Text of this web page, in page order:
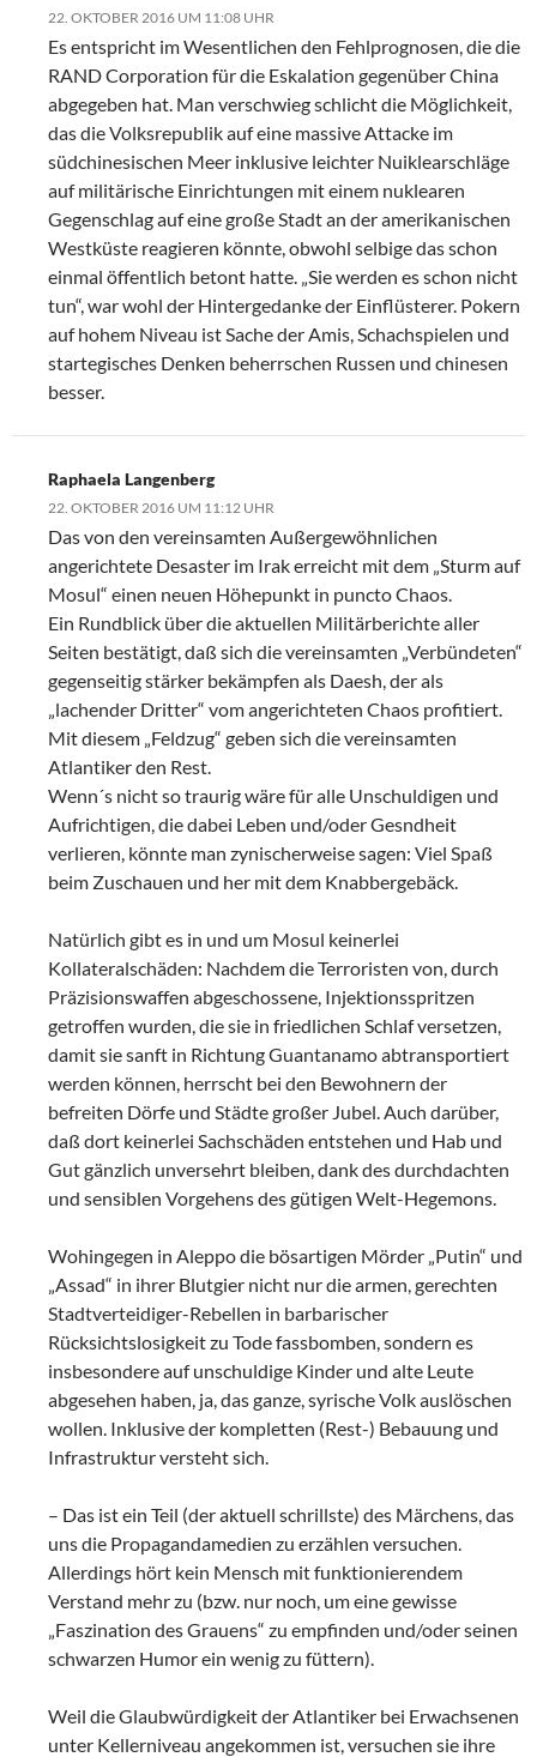
22. OKTOBER 2016 UM 11:08 UHR
Es entspricht im Wesentlichen den Fehlprognosen, die die
RAND Corporation für die Eskalation gegenüber China
abgegeben hat. Man verschwieg schlicht die Möglichkeit,
das die Volksrepublik auf eine massive Attacke im
südchinesischen Meer inklusive leichter Nuiklearschläge
auf militärische Einrichtungen mit einem nuklearen
Gegenschlag auf eine große Stadt an der amerikanischen
Westküste reagieren könnte, obwohl selbige das schon
einmal öffentlich betont hatte. „Sie werden es schon nicht
tun“, war wohl der Hintergedanke der Einflüsterer. Pokern
auf hohem Niveau ist Sache der Amis, Schachspielen und
startegisches Denken beherrschen Russen und chinesen
besser.
Raphaela Langenberg
22. OKTOBER 2016 UM 11:12 UHR
Das von den vereinsamten Außergewöhnlichen
angerichtete Desaster im Irak erreicht mit dem „Sturm auf
Mosul“ einen neuen Höhepunkt in puncto Chaos.
Ein Rundblick über die aktuellen Militärberichte aller
Seiten bestätigt, daß sich die vereinsamten „Verbündeten“
gegenseitig stärker bekämpfen als Daesh, der als
„lachender Dritter“ vom angerichteten Chaos profitiert.
Mit diesem „Feldzug“ geben sich die vereinsamten
Atlantiker den Rest.
Wenn´s nicht so traurig wäre für alle Unschuldigen und
Aufrichtigen, die dabei Leben und/oder Gesndheit
verlieren, könnte man zynischerweise sagen: Viel Spaß
beim Zuschauen und her mit dem Knabbergebäck.
Natürlich gibt es in und um Mosul keinerlei
Kollateralschäden: Nachdem die Terroristen von, durch
Präzisionswaffen abgeschossene, Injektionsspritzen
getroffen wurden, die sie in friedlichen Schlaf versetzen,
damit sie sanft in Richtung Guantanamo abtransportiert
werden können, herrscht bei den Bewohnern der
befreiten Dörfe und Städte großer Jubel. Auch darüber,
daß dort keinerlei Sachschäden entstehen und Hab und
Gut gänzlich unversehrt bleiben, dank des durchdachten
und sensiblen Vorgehens des gütigen Welt-Hegemons.
Wohingegen in Aleppo die bösartigen Mörder „Putin“ und
„Assad“ in ihrer Blutgier nicht nur die armen, gerechten
Stadtverteidiger-Rebellen in barbarischer
Rücksichtslosigkeit zu Tode fassbomben, sondern es
insbesondere auf unschuldige Kinder und alte Leute
abgesehen haben, ja, das ganze, syrische Volk auslöschen
wollen. Inklusive der kompletten (Rest-) Bebauung und
Infrastruktur versteht sich.
– Das ist ein Teil (der aktuell schrillste) des Märchens, das
uns die Propagandamedien zu erzählen versuchen.
Allerdings hört kein Mensch mit funktionierendem
Verstand mehr zu (bzw. nur noch, um eine gewisse
„Faszination des Grauens“ zu empfinden und/oder seinen
schwarzen Humor ein wenig zu füttern).
Weil die Glaubwürdigkeit der Atlantiker bei Erwachsenen
unter Kellerniveau angekommen ist, versuchen sie ihre